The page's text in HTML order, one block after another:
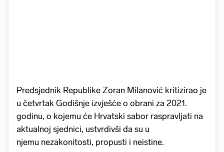
Predsjednik Republike Zoran Milanović kritizirao je
u četvrtak Godišnje izvješće o obrani za 2021.
godinu, o kojemu će Hrvatski sabor raspravljati na
aktualnoj sjednici, ustvrdivši da su u
njemu nezakonitosti, propusti i neistine.